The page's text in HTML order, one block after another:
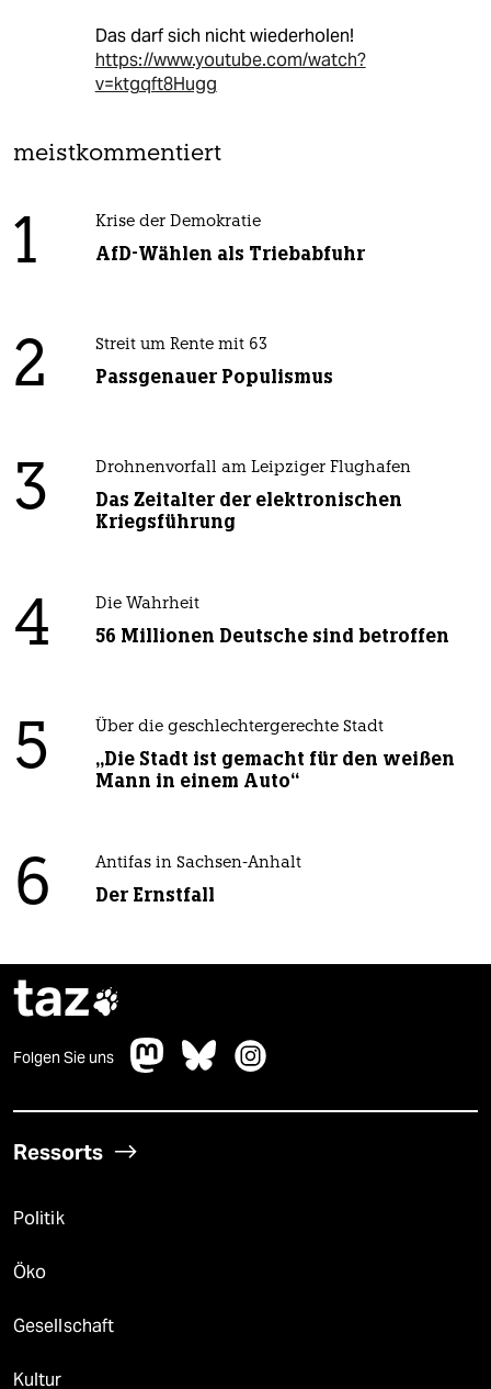
Das darf sich nicht wiederholen!
https://www.youtube.com/watch?
v=ktgqft8Hugg
meistkommentiert
1 Krise der Demokratie
AfD-Wählen als Triebabfuhr
2 Streit um Rente mit 63
Passgenauer Populismus
3 Drohnenvorfall am Leipziger Flughafen
Das Zeitalter der elektronischen
Kriegsführung
4 Die Wahrheit
56 Millionen Deutsche sind betroffen
5 Über die geschlechtergerechte Stadt
„Die Stadt ist gemacht für den weißen
Mann in einem Auto“
6 Antifas in Sachsen-Anhalt
Der Ernstfall
taz
Folgen Sie uns
Ressorts
Politik
Öko
Gesellschaft
Kultur